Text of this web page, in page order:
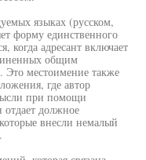
языках (русском,
форму единственного
когда адресант включает
общим
Это местоимение также
где автор
при помощи
должное
внесли немалый